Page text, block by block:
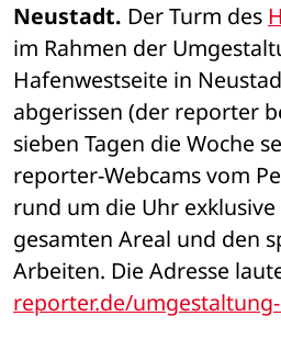
Neustadt. Der Turm des
im Rahmen der
Hafenwestseite in
abgerissen (der reporter
sieben Tagen die Woche
reporter-Webcams vom
rund um die Uhr
gesamten Areal und den
Arbeiten. Die Adresse
reporter.de/